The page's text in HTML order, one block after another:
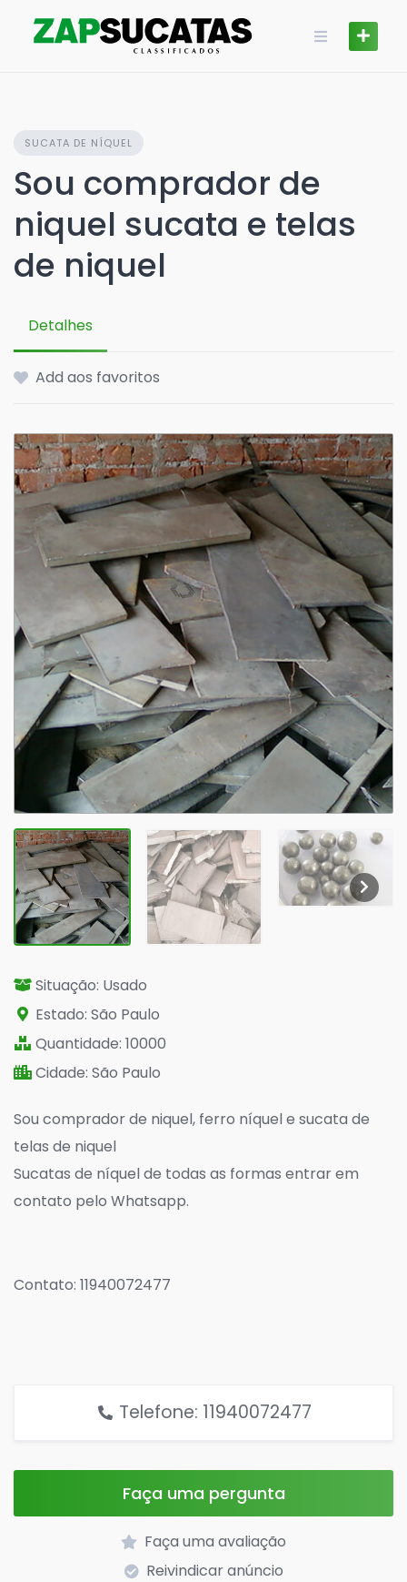
SUCATA DE NÍQUEL
Sou comprador de
niquel sucata e telas
de niquel
Detalhes
Add aos favoritos
Situação: Usado
Estado: São Paulo
Quantidade: 10000
Cidade: São Paulo
Sou comprador de niquel, ferro níquel e sucata de
telas de niquel
Sucatas de níquel de todas as formas entrar em
contato pelo Whatsapp.
Contato: 11940072477
Telefone: 11940072477
Faça uma pergunta
Faça uma avaliação
Reivindicar anúncio